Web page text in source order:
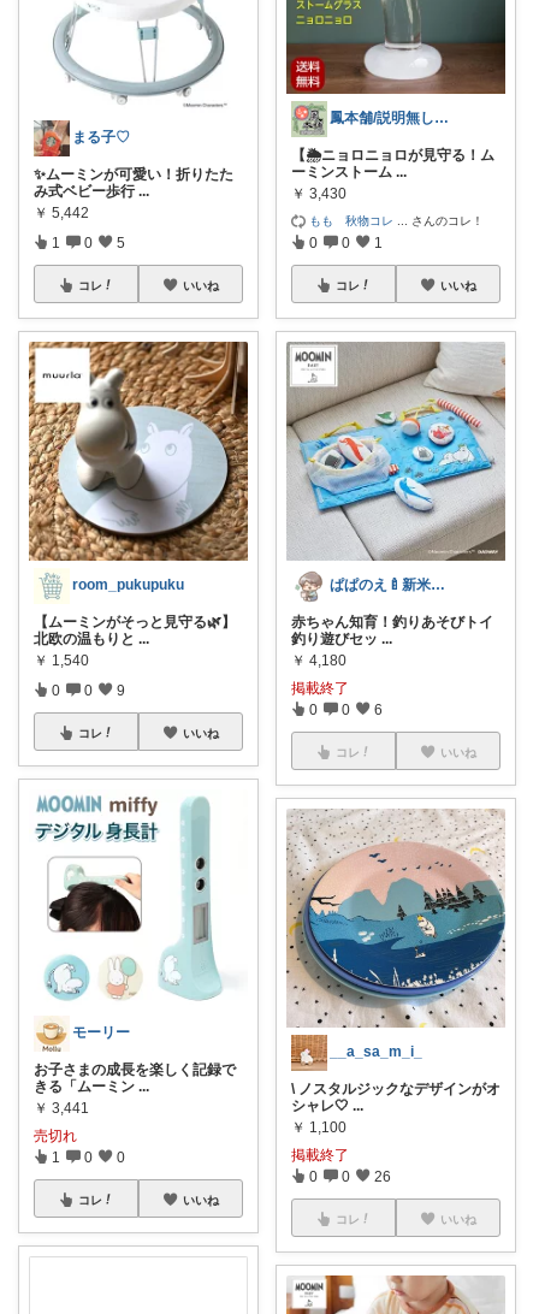
まる子♡
✨ムーミンが可愛い！折りたた
み式ベビー歩行 ...
￥ 5,442
1 0 5
コレ いいね
room_pukupuku
【ムーミンがそっと見守る🌿】
北欧の温もりと ...
￥ 1,540
0 0 9
コレ いいね
モーリー
お子さまの成長を楽しく記録で
きる「ムーミン ...
￥ 3,441
売切れ
1 0 0
コレ いいね
鳳本舗/説明無しの「コレ！」はやりません
【🌦ニョロニョロが見守る！ム
ーミンストーム ...
￥ 3,430
もも 秋物コレ さんのコレ！
0 0 1
コレ いいね
ぱぱのえ🍼新米パパ🍼子育て奮闘中💦
赤ちゃん知育！釣りあそびトイ
釣り遊びセッ ...
￥ 4,180
掲載終了
0 0 6
コレ いいね
__a_sa_m_i_
\ ノスタルジックなデザインがオ
シャレ🤍 ...
￥ 1,100
掲載終了
0 0 26
コレ いいね